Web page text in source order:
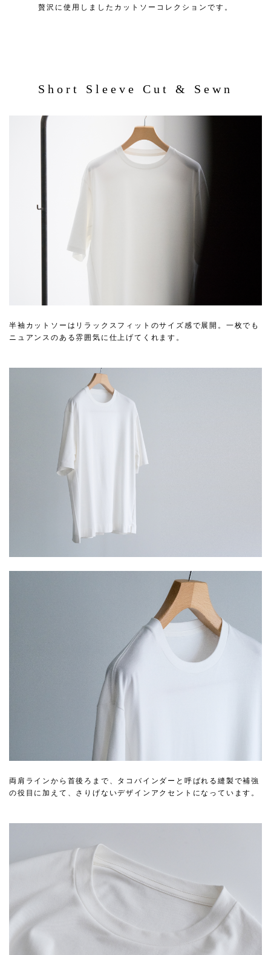
贅沢に使用しましたカットソーコレクションです。
Short Sleeve Cut & Sewn
半袖カットソーはリラックスフィットのサイズ感で展開。一枚でも
ニュアンスのある雰囲気に仕上げてくれます。
両肩ラインから首後ろまで、タコバインダーと呼ばれる縫製で補強
の役目に加えて、さりげないデザインアクセントになっています。